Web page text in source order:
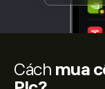
Cách mua